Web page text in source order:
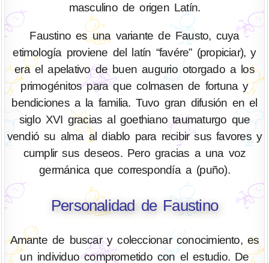
masculino de origen Latín.
Faustino es una variante de Fausto, cuya
etimología proviene del latín “favére” (propiciar), y
era el apelativo de buen augurio otorgado a los
primogénitos para que colmasen de fortuna y
bendiciones a la familia. Tuvo gran difusión en el
siglo XVI gracias al goethiano taumaturgo que
vendió su alma al diablo para recibir sus favores y
cumplir sus deseos. Pero gracias a una voz
germánica que correspondía a (puño).
Personalidad de Faustino
Amante de buscar y coleccionar conocimiento, es
un individuo comprometido con el estudio. De